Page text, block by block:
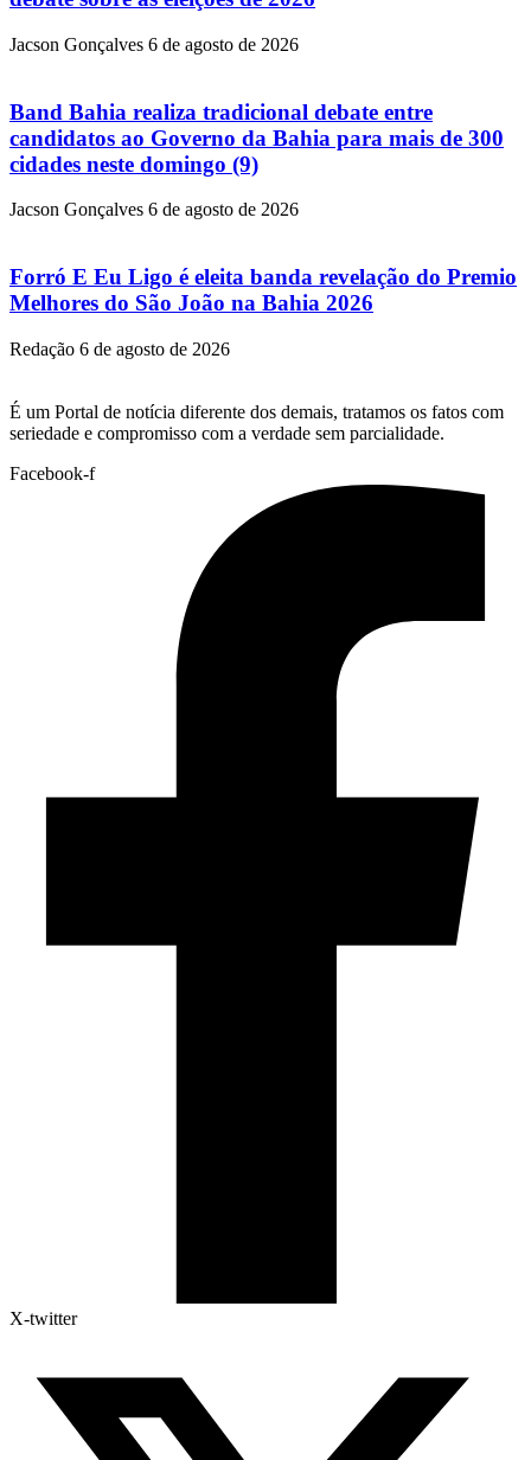
Jacson Gonçalves 6 de agosto de 2026
Band Bahia realiza tradicional debate entre
candidatos ao Governo da Bahia para mais de 300
cidades neste domingo (9)
Jacson Gonçalves 6 de agosto de 2026
Forró E Eu Ligo é eleita banda revelação do Premio
Melhores do São João na Bahia 2026
Redação 6 de agosto de 2026
É um Portal de notícia diferente dos demais, tratamos os fatos com
seriedade e compromisso com a verdade sem parcialidade.
Facebook-f
X-twitter